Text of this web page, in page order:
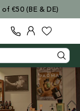
€50 (BE & DE)